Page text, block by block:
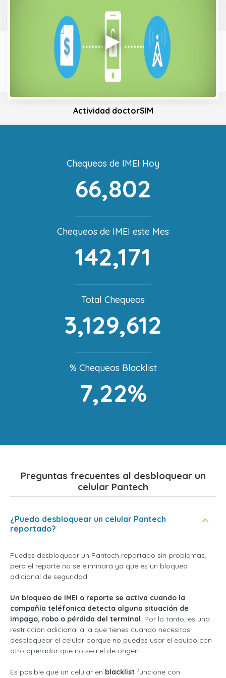
Actividad doctorSIM
Chequeos de IMEI Hoy
66,802
Chequeos de IMEI este Mes
142,171
Total Chequeos
3,129,612
% Chequeos Blacklist
7,22%
Preguntas frecuentes al desbloquear un
celular Pantech
¿Puedo desbloquear un celular Pantech
reportado?
Puedes desbloquear un Pantech reportado sin problemas,
pero el reporte no se eliminará ya que es un bloqueo
adicional de seguridad.
Un bloqueo de IMEI o reporte se activa cuando la
compañía teléfonica detecta alguna situación de
impago, robo o pérdida del terminal. Por lo tanto, es una
restricción adicional a la que tienes cuando necesitas
desbloquear el celular porque no puedes usar el equipo con
otro operador que no sea el de origen.
Es posible que un celular en blacklist funcione con